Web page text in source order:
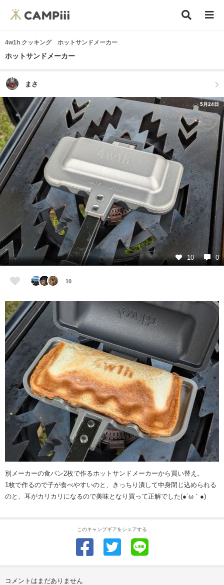
4w1h クッキング ホットサンドメーカー
ホットサンドメーカー
まさ
5月24日
10 0
10
別メーカーの食パン2枚で作るホットサンドメーカーから買い替え。
1枚で作るので子が食べやすいのと、きっちり潰して中身閉じ込められる
のと、耳がカリカリになるので美味となり買って正解でした(●´ω｀●)
このキャンプギアをシェアする
コメントはまだありません